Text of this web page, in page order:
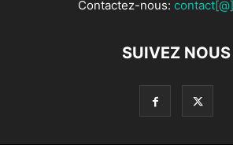
Contactez-nous:
SUIVEZ NOUS